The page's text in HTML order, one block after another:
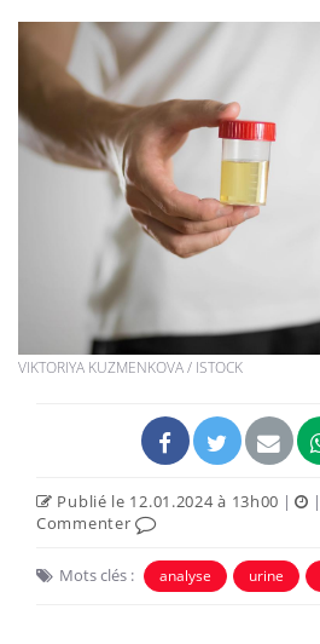
VIKTORIYA KUZMENKOVA / ISTOCK
Publié le 12.01.2024 à 13h00 | |
Commenter
Mots clés : analyse urine